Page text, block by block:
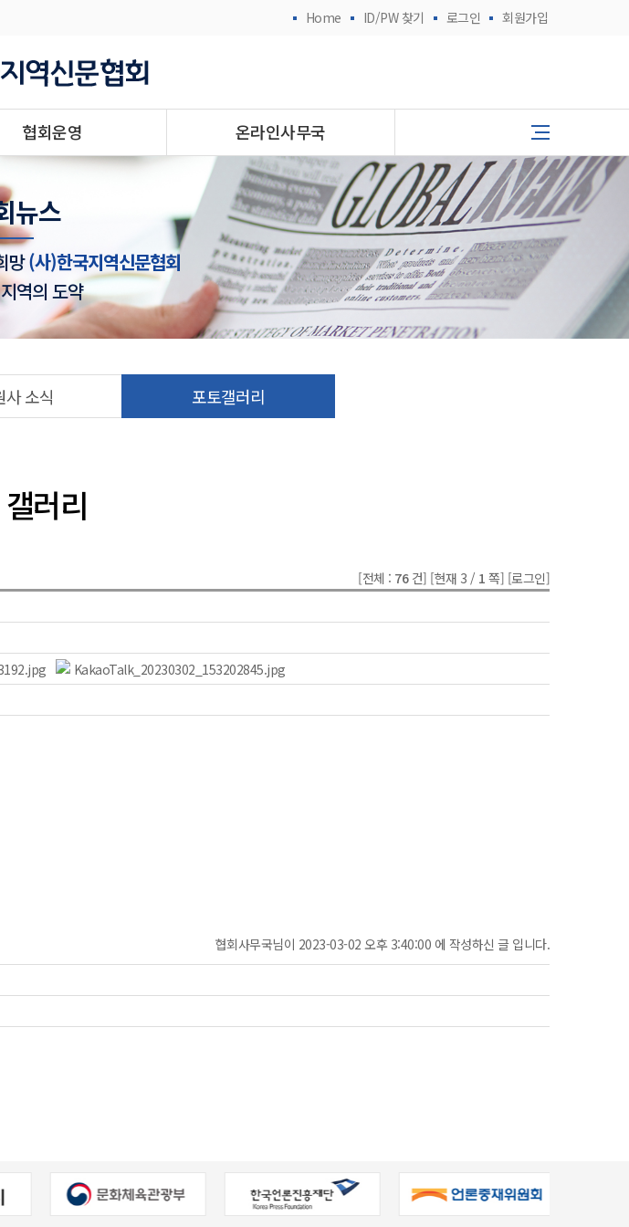
Home ID/PW 찾기 로그인 회원가입
협회운영 온라인사무국
뉴스
망(사)한국지역신문협회
역의 도약
사 소식 포토갤러리
러리
[전체 : 76건] [현재 3 / 1 쪽] [로그인]
KakaoTalk_20230302_153202845.jpg
협회사무국님이 2023-03-02 오후 3:40:00 에 작성하신 글 입니다.